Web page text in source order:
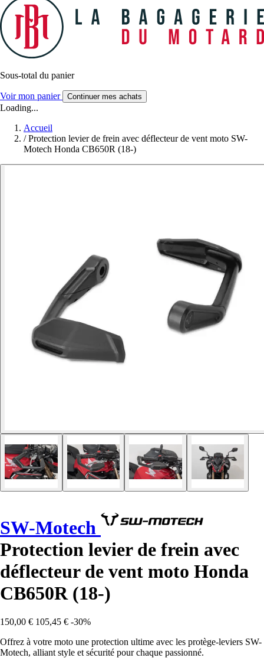
Sous-total du panier
Voir mon panier Continuer mes achats
Loading...
Accueil
/ Protection levier de frein avec déflecteur de vent moto SW-
Motech Honda CB650R (18-)
SW-Motech
Protection levier de frein avec
déflecteur de vent moto Honda
CB650R (18-)
150,00 € 105,45 € -30%
Offrez à votre moto une protection ultime avec les protège-leviers SW-
Motech, alliant style et sécurité pour chaque passionné.